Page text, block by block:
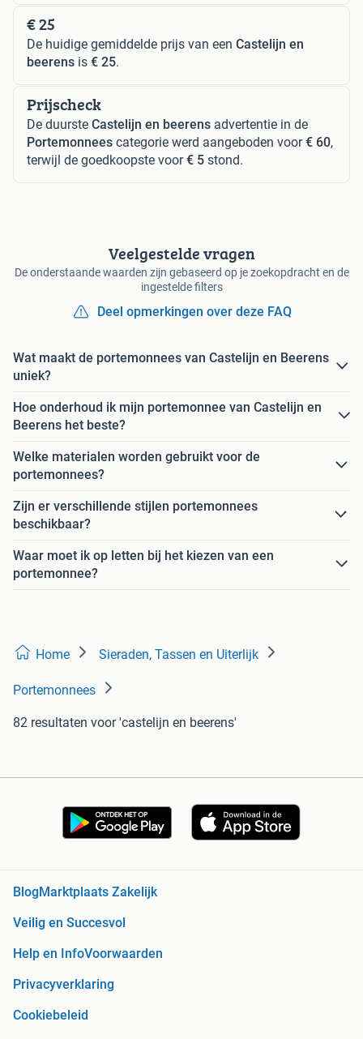
€ 25
De huidige gemiddelde prijs van een Castelijn en
beerens is € 25.
Prijscheck
De duurste Castelijn en beerens advertentie in de
Portemonnees categorie werd aangeboden voor€ 60,
terwijl de goedkoopste voor€ 5 stond.
Veelgestelde vragen
De onderstaande waarden zijn gebaseerd op je zoekopdracht en de
ingestelde filters
Deel opmerkingen over deze FAQ
Wat maakt de portemonnees van Castelijn en Beerens
uniek?
Hoe onderhoud ik mijn portemonnee van Castelijn en
Beerens het beste?
Welke materialen worden gebruikt voor de
portemonnees?
Zijn er verschillende stijlen portemonnees
beschikbaar?
Waar moet ik op letten bij het kiezen van een
portemonnee?
Home Sieraden, Tassen en Uiterlijk
Portemonnees
82 resultaten voor 'castelijn en beerens'
BlogMarktplaats Zakelijk
Veilig en Succesvol
Help en InfoVoorwaarden
Privacyverklaring
Cookiebeleid